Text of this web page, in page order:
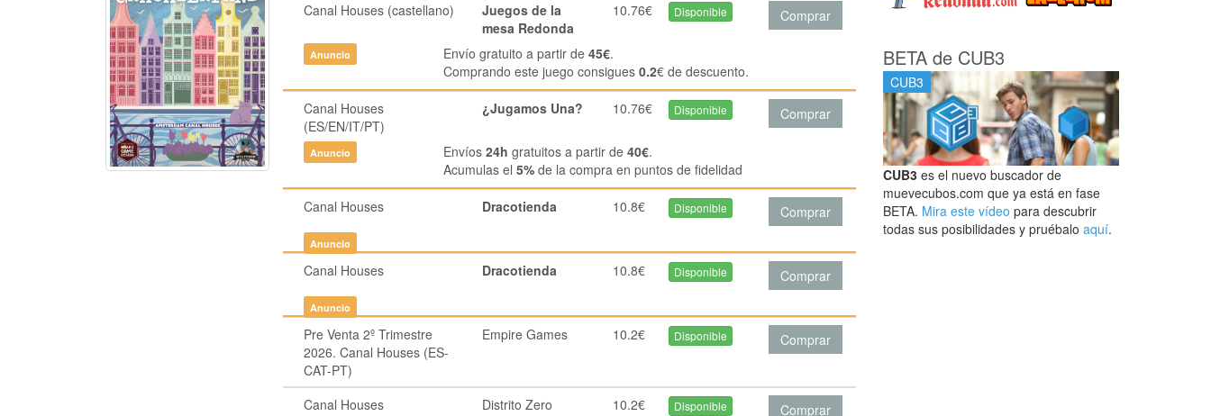
Canal Houses (castellano)
Juegos de la
mesa Redonda
10.76€ Disponible Comprar
Anuncio Envío gratuito a partir de 45€.
Comprando este juego consigues 0.2€ de descuento.
Canal Houses
(ES/EN/IT/PT)
¿Jugamos Una? 10.76€ Disponible Comprar
Anuncio Envíos 24h gratuitos a partir de 40€.
Acumulas el 5%de la compra en puntos de fidelidad
Canal Houses Dracotienda 10.8€ Disponible Comprar
Anuncio
Canal Houses Dracotienda 10.8€ Disponible Comprar
Anuncio
Pre Venta 2º Trimestre
2026. Canal Houses (ES-
CAT-PT)
Empire Games 10.2€ Disponible Comprar
Canal Houses Distrito Zero 10.2€ Disponible Comprar
BETA de CUB3
CUB3
CUB3es el nuevo buscador de
muevecubos.com que ya está en fase
BETA. Mira este vídeo para descubrir
todas sus posibilidades y pruébalo aquí.